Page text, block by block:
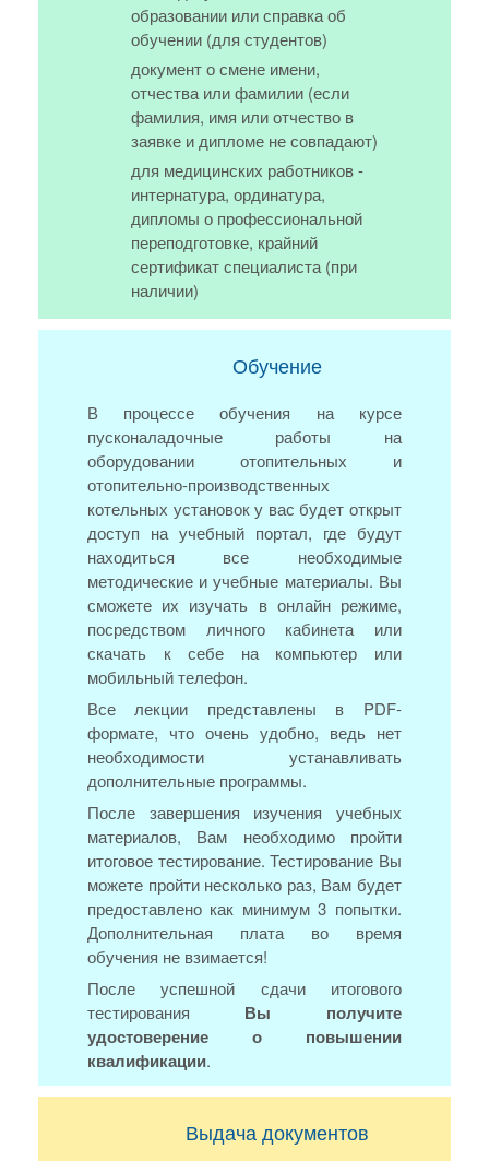
образовании или справка об
обучении (для студентов)
документ о смене имени,
отчества или фамилии (если
фамилия, имя или отчество в
заявке и дипломе не совпадают)
для медицинских работников -
интернатура, ординатура,
дипломы о профессиональной
переподготовке, крайний
сертификат специалиста (при
наличии)
Обучение
В процессе обучения на курсе
пусконаладочные работы на
оборудовании отопительных и
отопительно-производственных
котельных установок у вас будет открыт
доступ на учебный портал, где будут
находиться все необходимые
методические и учебные материалы. Вы
сможете их изучать в онлайн режиме,
посредством личного кабинета или
скачать к себе на компьютер или
мобильный телефон.
Все лекции представлены в PDF-
формате, что очень удобно, ведь нет
необходимости устанавливать
дополнительные программы.
После завершения изучения учебных
материалов, Вам необходимо пройти
итоговое тестирование. Тестирование Вы
можете пройти несколько раз, Вам будет
предоставлено как минимум 3 попытки.
Дополнительная плата во время
обучения не взимается!
После успешной сдачи итогового
тестирования Вы получите
удостоверение о повышении
квалификации.
Выдача документов